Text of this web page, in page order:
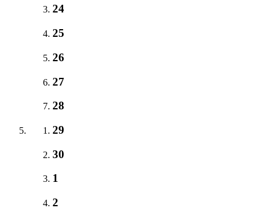
24
25
26
27
28
29
30
1
2